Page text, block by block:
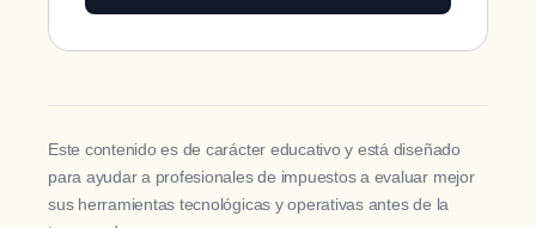
Este contenido es de carácter educativo y está diseñado
para ayudar a profesionales de impuestos a evaluar mejor
sus herramientas tecnológicas y operativas antes de la